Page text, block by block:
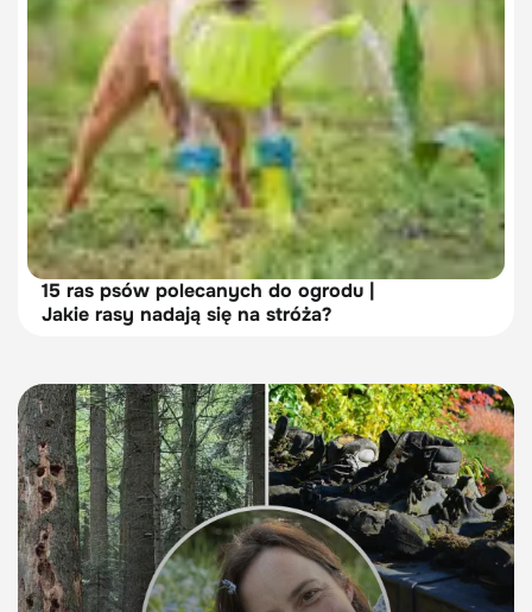
15 ras psów polecanych do ogrodu |
Jakie rasy nadają się na stróża?